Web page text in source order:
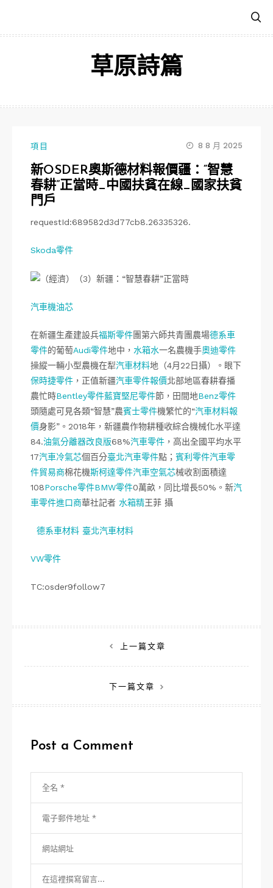
主
草原詩篇
項目 8 8 月 2025
新OSDER奧斯德材料報價疆：“智慧
春耕”正當時_中國扶貧在線_國家扶貧
門戶
requestId:689582d3d77cb8.26335326.
Skoda零件
汽車機油芯
在新疆生產建設兵福斯零件團第六師共青團農場德系車
零件的葡萄Audi零件地中， 水箱水一名農機手奧迪零件
操縱一輛小型農機在犁汽車材料地（4月22日攝）。眼下
保時捷零件 ，正值新疆汽車零件報價北部地區春耕春播
農忙時Bentley零件藍寶堅尼零件節，田間地Benz零件
頭隨處可見各類“智慧”農賓士零件機繁忙的“汽車材料報
價身影”。2018年，新疆農作物耕種收綜合機械化水平達
84.油氣分離器改良版68%汽車零件 ，高出全國平均水平
17汽車冷氣芯個百分臺北汽車零件點； 賓利零件汽車零
件貿易商棉花機斯柯達零件汽車空氣芯械收割面積達
108Porsche零件BMW零件0萬畝，同比增長50%。新汽
車零件進口商華社記者 水箱精王菲 攝
德系車材料 臺北汽車材料
VW零件
TC:osder9follow7
章
上一篇文章
下一篇文章
Post a Comment